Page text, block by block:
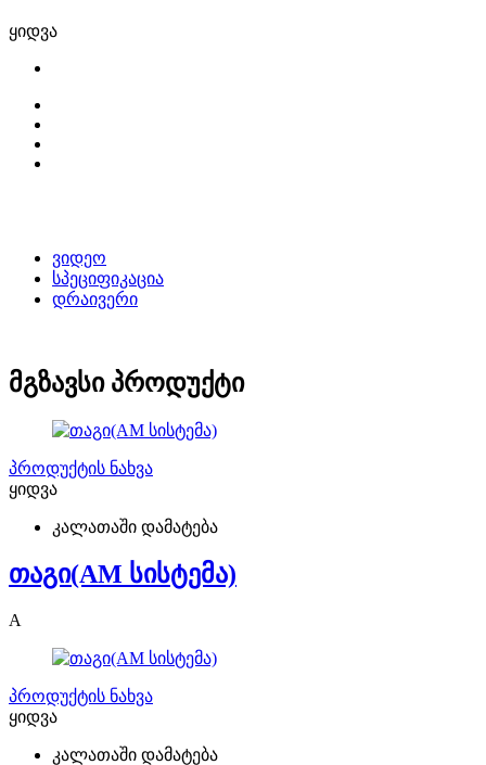
ყიდვა
ვიდეო
სპეციფიკაცია
დრაივერი
მგზავსი პროდუქტი
პროდუქტის ნახვა
ყიდვა
კალათაში დამატება
თაგი(AM სისტემა)
A
პროდუქტის ნახვა
ყიდვა
კალათაში დამატება